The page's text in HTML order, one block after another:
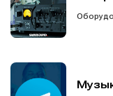
Инструменты
Оборудование
Софт
Индустрия
Инструменты
Оборудование
Софт
Индустрия